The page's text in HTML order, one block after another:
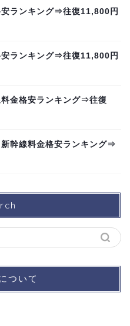
安ランキング⇒往復11,800円
安ランキング⇒往復11,800円
料金格安ランキング⇒往復
新幹線料金格安ランキング⇒
ついて